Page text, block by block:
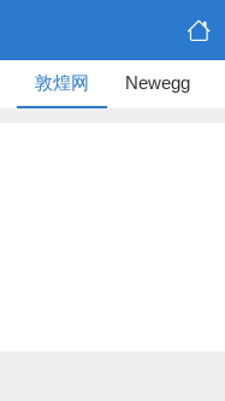
敦煌网 Newegg